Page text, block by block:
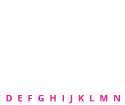
D E F G H I J K L M N